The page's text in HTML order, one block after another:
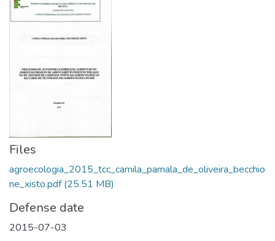
Files
agroecologia_2015_tcc_camila_pamala_de_oliveira_becchio
ne_xisto.pdf(25.51 MB)
Defense date
2015-07-03